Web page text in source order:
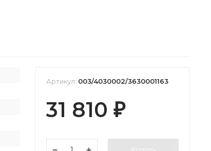
Артикул: 003/4030002/3630001163
31 810 ₽